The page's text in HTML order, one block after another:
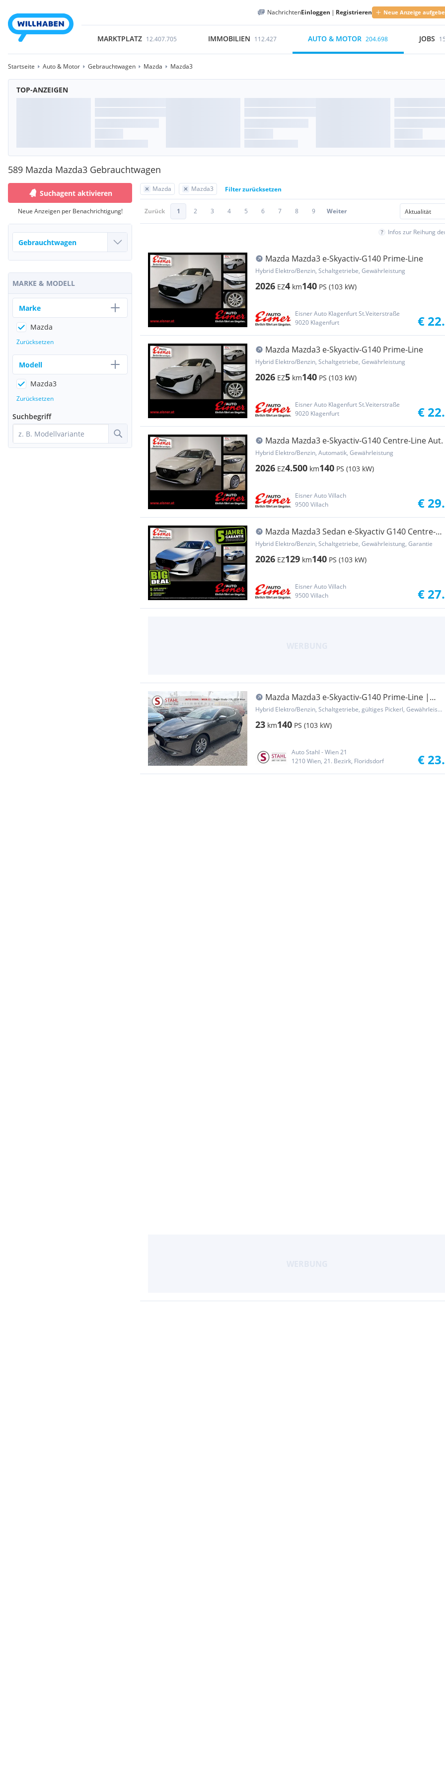
NachrichtenEinloggen | Registrieren Neue Anzeige
MARKTPLATZ 12.407.705 IMMOBILIEN 112.427 AUTO & MOTOR 204.698 JOBS
Startseite Auto & Motor Gebrauchtwagen Mazda Mazda3
TOP-ANZEIGEN
589 Mazda Mazda3 Gebrauchtwagen
Mazda Mazda3 Filter zurücksetzen
Zurück 1 2 3 4 5 6 7 8 9 Weiter
Infos zur Reihung
Mazda Mazda3 e-Skyactiv-G140 Prime-Line
Hybrid Elektro/Benzin, Schaltgetriebe, Gewährleistung
2026 EZ4 km140 PS (103 kW)
Eisner Auto Klagenfurt St.Veiterstraße
9020 Klagenfurt
€
Mazda Mazda3 e-Skyactiv-G140 Prime-Line
Hybrid Elektro/Benzin, Schaltgetriebe, Gewährleistung
2026 EZ5 km140 PS (103 kW)
Eisner Auto Klagenfurt St.Veiterstraße
9020 Klagenfurt
€
Mazda Mazda3 e-Skyactiv-G140 Centre-Line Aut.
Hybrid Elektro/Benzin, Automatik, Gewährleistung
2026 EZ4.500 km140 PS (103 kW)
Eisner Auto Villach
9500 Villach
€
Mazda Mazda3 Sedan e-Skyactiv G140 Centre-
Line
Hybrid Elektro/Benzin, Schaltgetriebe, Gewährleistung, Garantie
2026 EZ129 km140 PS (103 kW)
Eisner Auto Villach
9500 Villach
€
Mazda Mazda3 e-Skyactiv-G140 Prime-Line |
AUTO-STAHL ...
Hybrid Elektro/Benzin, Schaltgetriebe, gültiges Pickerl, Gewährleistung, Garantie
23 km140 PS (103 kW)
Auto Stahl - Wien 21
1210 Wien, 21. Bezirk, Floridsdorf
€
Suchagent aktivieren
Neue Anzeigen per Benachrichtigung!
MARKE & MODELL
Marke
Mazda
Zurücksetzen
Modell
Mazda3
Zurücksetzen
Suchbegriff